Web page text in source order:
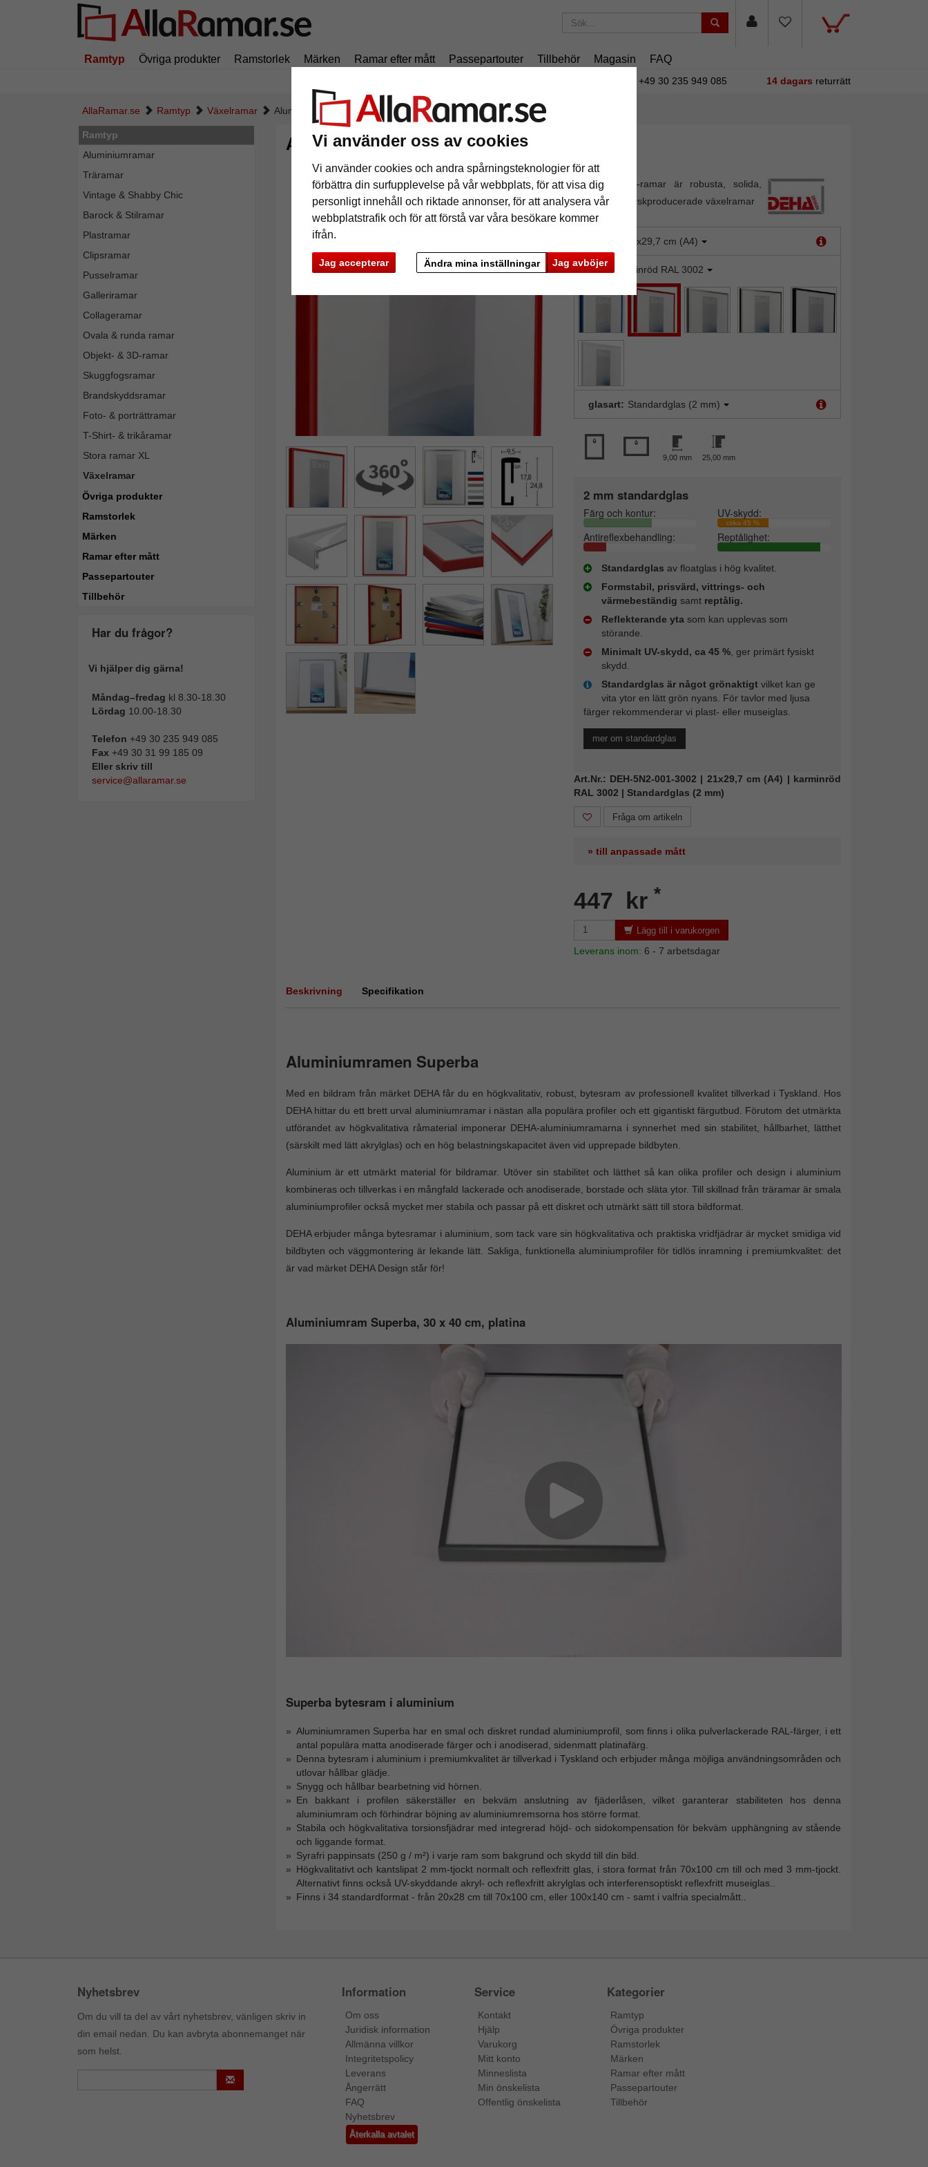
Vi använder oss av cookies
Vi använder cookies och andra spårningsteknologier för att
förbättra din surfupplevelse på vår webbplats, för att visa dig
personligt innehåll och riktade annonser, för att analysera vår
webbplatstrafik och för att förstå var våra besökare kommer
ifrån.
Jag accepterar Jag avböjer
Ändra mina inställningar
Ramtyp Övriga produkter Ramstorlek Märken Ramar efter mått Passepartouter Tillbehör Magasin FAQ
+49 30 235 949 085 14 dagars returrätt
AllaRamar.se Ramtyp Växelramar Aluminiumram Superba
Ramtyp
Aluminiumramar
Träramar
Vintage & Shabby Chic
Barock & Stilramar
Plastramar
Clipsramar
Pusselramar
Galleriramar
Collageramar
Ovala & runda ramar
Objekt- & 3D-ramar
Skuggfogsramar
Brandskyddsramar
Foto- & porträttramar
T-Shirt- & trikåramar
Stora ramar XL
Växelramar
Övriga produkter
Ramstorlek
Märken
Ramar efter mått
Passepartouter
Tillbehör
Har du frågor?
Vi hjälper dig gärna!
Måndag–fredag kl 8.30-18.30
Lördag 10.00-18.30
Telefon +49 30 235 949 085
Fax +49 30 31 99 185 09
Eller skriv till
service@allaramar.se
Aluminiumram Superba
DEHA Design-ramar är robusta, solida,
bearbetade, tyskproducerade växelramar
21x29,7 cm (A4)
färg: karminröd RAL 3002
glasart: Standardglas (2 mm)
9,00 mm 25,00 mm
2 mm standardglas
Färg och kontur: UV-skydd:
cirka 45 %
Antireflexbehandling: Reptålighet:
Standardglas av floatglas i hög kvalitet.
Formstabil, prisvärd, vittrings- och
värmebeständig samt reptålig.
Reflekterande yta som kan upplevas som
störande.
Minimalt UV-skydd, ca 45 %, ger primärt fysiskt
skydd.
Standardglas är något grönaktigtvilket kan ge
vita ytor en lätt grön nyans. För tavlor med ljusa
färger rekommenderar vi plast- eller museiglas.
mer om standardglas
Art.Nr.: DEH-5N2-001-3002 | 21x29,7 cm (A4) | karminröd
RAL 3002 | Standardglas (2 mm)
Fråga om artikeln
» till anpassade mått
447 kr *
Lägg till i varukorgen
Leverans inom: 6 - 7 arbetsdagar
Beskrivning Specifikation
Aluminiumramen Superba
Med en bildram från märket DEHA får du en högkvalitativ, robust, bytesram av professionell kvalitet tillverkad i Tyskland. Hos
DEHA hittar du ett brett urval aluminiumramar i nästan alla populära profiler och ett gigantiskt färgutbud. Förutom det utmärkta
utförandet av högkvalitativa råmaterial imponerar DEHA-aluminiumramarna i synnerhet med sin stabilitet, hållbarhet, lätthet
(särskilt med lätt akrylglas) och en hög belastningskapacitet även vid upprepade bildbyten.
Aluminium är ett utmärkt material för bildramar. Utöver sin stabilitet och lätthet så kan olika profiler och design i aluminium
kombineras och tillverkas i en mångfald lackerade och anodiserade, borstade och släta ytor. Till skillnad från träramar är smala
aluminiumprofiler också mycket mer stabila och passar på ett diskret och utmärkt sätt till stora bildformat.
DEHA erbjuder många bytesramar i aluminium, som tack vare sin högkvalitativa och praktiska vridfjädrar är mycket smidiga vid
bildbyten och väggmontering är lekande lätt. Sakliga, funktionella aluminiumprofiler för tidlös inramning i premiumkvalitet: det
är vad märket DEHA Design står för!
Aluminiumram Superba, 30 x 40 cm, platina
Superba bytesram i aluminium
Aluminiumramen Superba har en smal och diskret rundad aluminiumprofil, som finns i olika pulverlackerade RAL-färger, i ett
antal populära matta anodiserade färger och i anodiserad, sidenmatt platinafärg.
Denna bytesram i aluminium i premiumkvalitet är tillverkad i Tyskland och erbjuder många möjliga användningsområden och
utlovar hållbar glädje.
Snygg och hållbar bearbetning vid hörnen.
En bakkant i profilen säkerställer en bekväm anslutning av fjäderlåsen, vilket garanterar stabiliteten hos denna
aluminiumram och förhindrar böjning av aluminiumremsorna hos större format.
Stabila och högkvalitativa torsionsfjädrar med integrerad höjd- och sidokompensation för bekväm upphängning av stående
och liggande format.
Syrafri pappinsats (250 g / m²) i varje ram som bakgrund och skydd till din bild.
Högkvalitativt och kantslipat 2 mm-tjockt normalt och reflexfritt glas, i stora format från 70x100 cm till och med 3 mm-tjockt.
Alternativt finns också UV-skyddande akryl- och reflexfritt akrylglas och interferensoptiskt reflexfritt museiglas..
Finns i 34 standardformat - från 20x28 cm till 70x100 cm, eller 100x140 cm - samt i valfria specialmått..
Nyhetsbrev
Om du vill ta del av vårt nyhetsbrev, vänligen skriv in
din email nedan. Du kan avbryta abonnemanget när
som helst.
Information
Om oss
Juridisk information
Allmänna villkor
Integritetspolicy
Leverans
Ångerrätt
FAQ
Nyhetsbrev
Återkalla avtalet
Service
Kontakt
Hjälp
Varukorg
Mitt konto
Minneslista
Min önskelista
Offentlig önskelista
Kategorier
Ramtyp
Övriga produkter
Ramstorlek
Märken
Ramar efter mått
Passepartouter
Tillbehör